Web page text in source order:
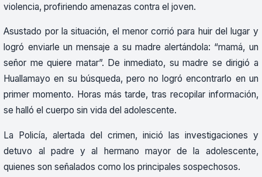
violencia, profiriendo amenazas contra el joven.
Asustado por la situación, el menor corrió para huir del lugar y
logró enviarle un mensaje a su madre alertándola: “mamá, un
señor me quiere matar”. De inmediato, su madre se dirigió a
Huallamayo en su búsqueda, pero no logró encontrarlo en un
primer momento. Horas más tarde, tras recopilar información,
se halló el cuerpo sin vida del adolescente.
La Policía, alertada del crimen, inició las investigaciones y
detuvo al padre y al hermano mayor de la adolescente,
quienes son señalados como los principales sospechosos.